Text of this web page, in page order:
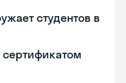
студентов в